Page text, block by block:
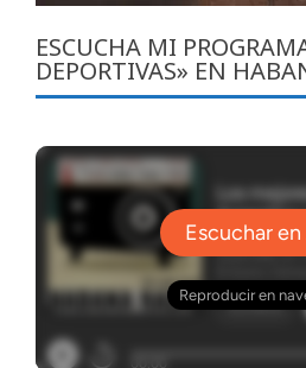
ESCUCHA MI
DEPORTIVAS» EN